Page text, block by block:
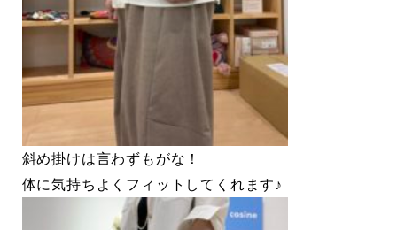
斜め掛けは言わずもがな！
体に気持ちよくフィットしてくれます♪